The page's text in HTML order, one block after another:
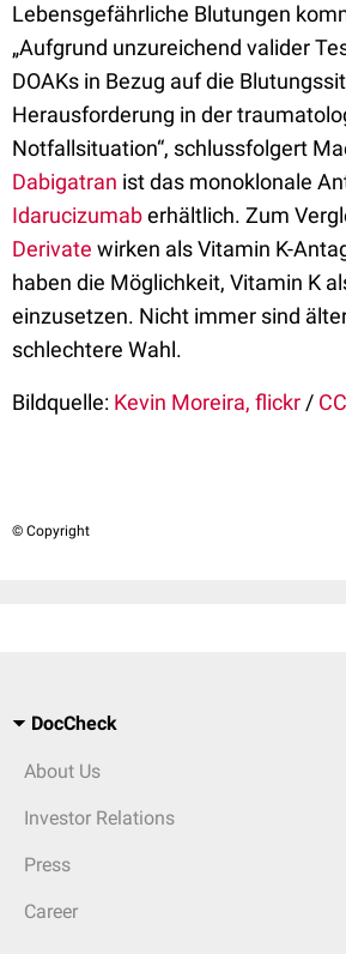
Lebensgefährliche Blutungen
„Aufgrund unzureichend valider
DOAKs in Bezug auf die
Herausforderung in der
Notfallsituation“, schlussfolgert
Dabigatran ist das monoklonale
Idarucizumaberhältlich. Zum
Derivate wirken als Vitamin K-
haben die Möglichkeit, Vitamin K
einzusetzen. Nicht immer sind
schlechtere Wahl.
Bildquelle: Kevin Moreira, flickr /
© Copyright
DocCheck
About Us
Investor Relations
Press
Career